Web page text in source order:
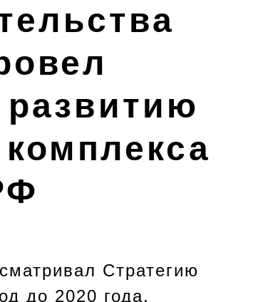
развитию
Стратегию
до 2020 года,